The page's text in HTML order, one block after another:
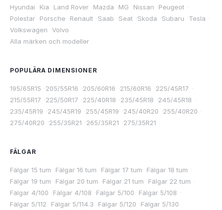
Hyundai ·Kia ·Land Rover ·Mazda ·MG ·Nissan ·Peugeot ·
Polestar ·Porsche ·Renault ·Saab ·Seat ·Skoda ·Subaru ·Tesla ·
Volkswagen ·Volvo
Alla märken och modeller
POPULÄRA DIMENSIONER
195/65R15 ·205/55R16 ·205/60R16 ·215/60R16 ·225/45R17 ·
215/55R17 ·225/50R17 ·225/40R18 ·235/45R18 ·245/45R18 ·
235/45R19 ·245/45R19 ·255/45R19 ·245/40R20 ·255/40R20 ·
275/40R20 ·255/35R21 ·265/35R21 ·275/35R21
FÄLGAR
Fälgar 15 tum ·Fälgar 16 tum ·Fälgar 17 tum ·Fälgar 18 tum ·
Fälgar 19 tum ·Fälgar 20 tum ·Fälgar 21 tum ·Fälgar 22 tum ·
Fälgar 4/100 ·Fälgar 4/108 ·Fälgar 5/100 ·Fälgar 5/108 ·
Fälgar 5/112 ·Fälgar 5/114.3 ·Fälgar 5/120 ·Fälgar 5/130